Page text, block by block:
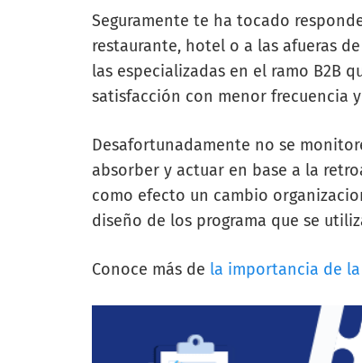
Seguramente te ha tocado
restaurante, hotel o a las afueras
las especializadas en el ramo B2B
satisfacción con menor frecuencia
Desafortunadamente no se
absorber y actuar en base a la
como efecto un cambio
diseño de los programa que se
Conoce más de la importancia de